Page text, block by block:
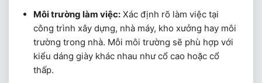
Môi trường làm việc: Xác định rõ làm việc tại
công trình xây dựng, nhà máy, kho xưởng hay môi
trường trong nhà. Mỗi môi trường sẽ phù hợp với
kiểu dáng giày khác nhau như cổ cao hoặc cổ
thấp.